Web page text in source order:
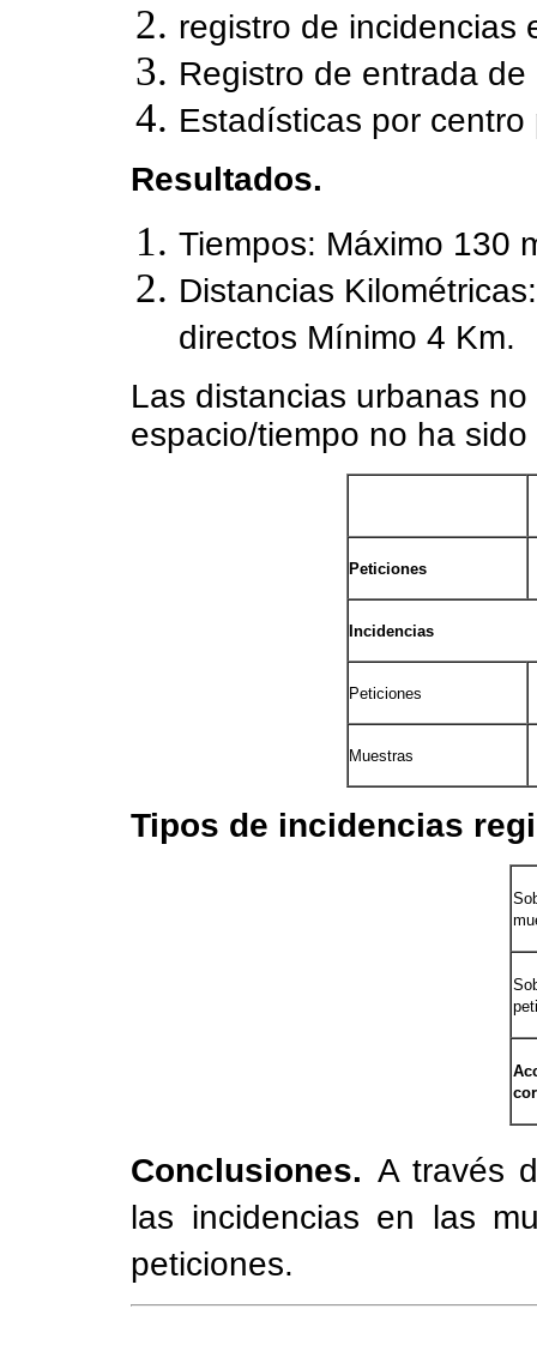
registro de incidencias
Registro de entrada
Estadísticas por centro
Resultados.
Tiempos: Máximo 130
Distancias
directos Mínimo 4 Km.
Las distancias urbanas
espacio/tiempo no ha
Peticiones
Incidencias
Peticiones
Muestras
Tipos de incidencias
Conclusiones. A través
las incidencias en las
peticiones.